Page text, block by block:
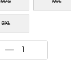
M/S M/L
2XL